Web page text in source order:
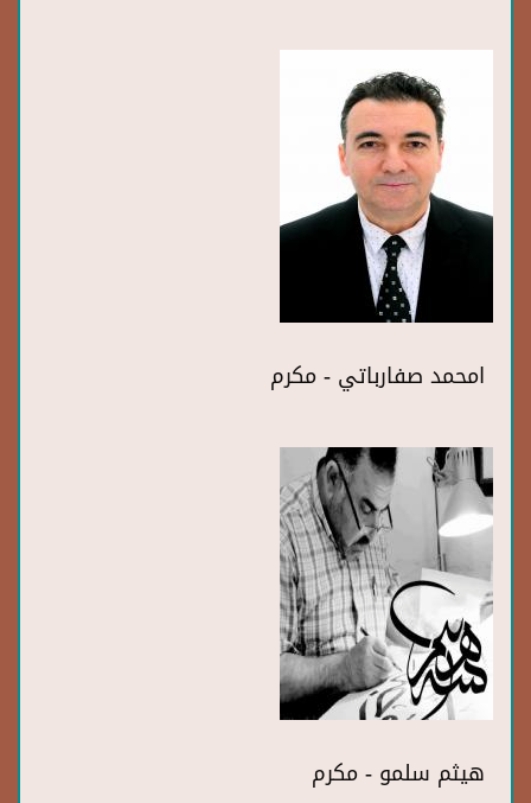
امحمد صفارباتي - مكرم
هيثم سلمو - مكرم